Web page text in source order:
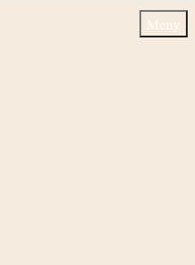
Meny
torsdag 24